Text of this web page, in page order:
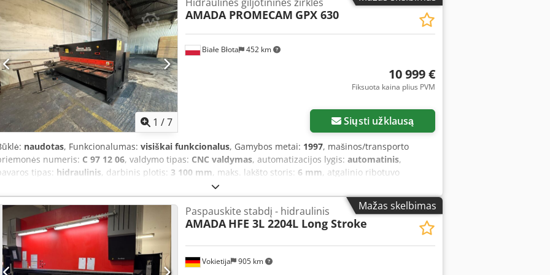
CE – AKAS automatinis lazeris Jei turėsite daugiau klausimų, mielai atsakysime.
1 /7
Białe Błota 452 km
Hidraulinės giljotininės žirklės
AMADA PROMECAM GPX 630
10 999 €
Fiksuota kaina plius PVM
Siųsti užklausą
naudotas, Funkcionalumas: visiškai funkcionalus, Gamybos metai: 1997, mašinos/transporto
numeris: C 97 12 06, valdymo tipas: CNC valdymas, automatizacijos lygis: automatinis,
tipas: hidraulinis, darbinis plotis: 3 100 mm, maks. lakšto storis: 6 mm, atgalinio ribotuvo
1 050 mm
2, Įranga:kampinis vožtuvas, Hidraulinės giljotinos – AMADA GPX 630 tipas. Pjovimo ilgis: 3100
mm x 6 mm, pilnas CNC valdymas. Reguliuojamas pjovimo kampas ir tarpas tarp peilių, kurie nustatomi
kompiuteriu suvedus medžiagos storį ir ilgį. Lakštinio metalo pjovimas nuo 0,4 iki 6 mm. CNC atmušėjas su
atitraukimu 10 – 1050 mm, atitraukimo funkcija, programos. Automatinė ilgo lakšto atrama gale.
Pakeliamas galinis atmušėjas. Įrenginio svoris 6,5 t. Priekyje – 2 atramos ir kampainis. Giljotina reguliariai
prižiūrima. Pastaruosius 10 metų įrenginys naudotas tik retkarčiais. Prieinama techninė dokumentacija ir
Mažas skelbimas
Vokietija 905 km
Paspauskite stabdį - hidraulinis
AMADA HFE 3L 2204L Long Stroke